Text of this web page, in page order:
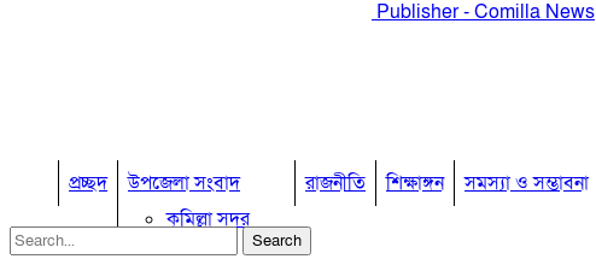
Publisher - Comilla News
প্রচ্ছদ
উপজেলা সংবাদ
কুমিল্লা সদর
কুমিল্লা সদর দক্ষিণ
রাজনীতি শিক্ষাঙ্গন সমস্যা ও সম্ভাবনা